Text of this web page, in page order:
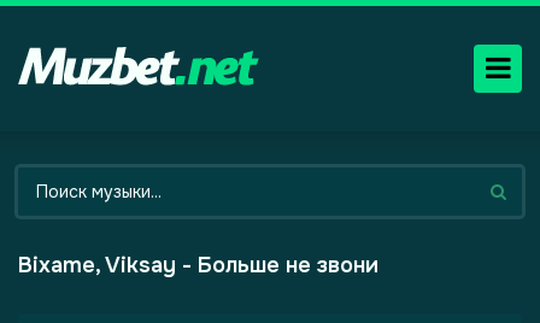
Bixame, Viksay - Больше не звони